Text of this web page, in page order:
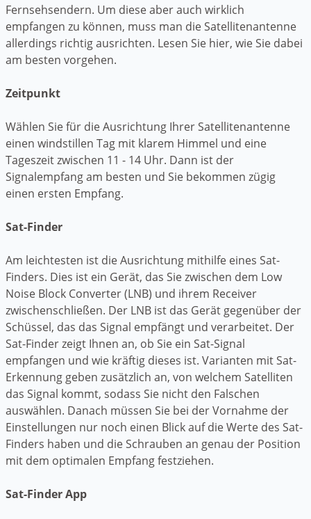
Fernsehsendern. Um diese aber auch wirklich
empfangen zu können, muss man die Satellitenantenne
allerdings richtig ausrichten. Lesen Sie hier, wie Sie dabei
am besten vorgehen.
Zeitpunkt
Wählen Sie für die Ausrichtung Ihrer Satellitenantenne
einen windstillen Tag mit klarem Himmel und eine
Tageszeit zwischen 11 - 14 Uhr. Dann ist der
Signalempfang am besten und Sie bekommen zügig
einen ersten Empfang.
Sat-Finder
Am leichtesten ist die Ausrichtung mithilfe eines Sat-
Finders. Dies ist ein Gerät, das Sie zwischen dem Low
Noise Block Converter (LNB) und ihrem Receiver
zwischenschließen. Der LNB ist das Gerät gegenüber der
Schüssel, das das Signal empfängt und verarbeitet. Der
Sat-Finder zeigt Ihnen an, ob Sie ein Sat-Signal
empfangen und wie kräftig dieses ist. Varianten mit Sat-
Erkennung geben zusätzlich an, von welchem Satelliten
das Signal kommt, sodass Sie nicht den Falschen
auswählen. Danach müssen Sie bei der Vornahme der
Einstellungen nur noch einen Blick auf die Werte des Sat-
Finders haben und die Schrauben an genau der Position
mit dem optimalen Empfang festziehen.
Sat-Finder App